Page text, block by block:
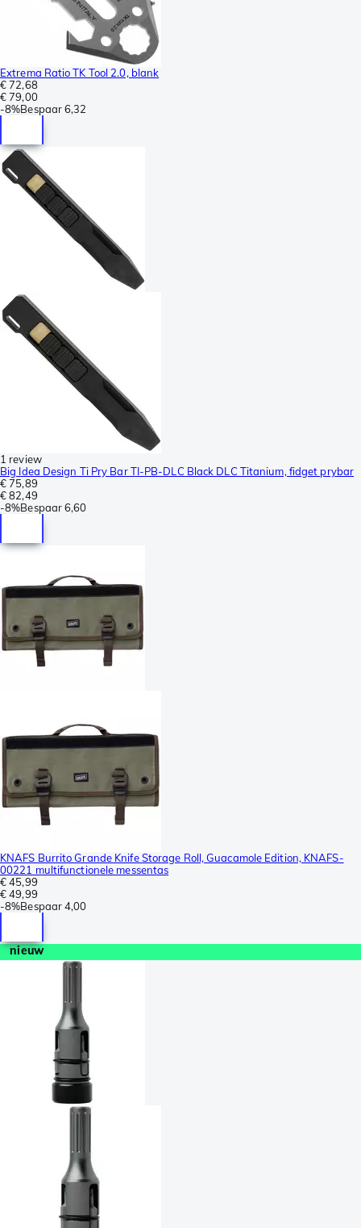
Extrema Ratio TK Tool 2.0, blank
€ 72,68
€ 79,00
-8%Bespaar6,32
1 review
Big Idea Design Ti Pry Bar TI-PB-DLC Black DLC Titanium, fidget prybar
€ 75,89
€ 82,49
-8%Bespaar6,60
KNAFS Burrito Grande Knife Storage Roll, Guacamole Edition, KNAFS-
00221 multifunctionele messentas
€ 45,99
€ 49,99
-8%Bespaar4,00
nieuw